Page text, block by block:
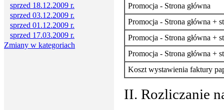
sprzed 18.12.2009 r.
sprzed 03.12.2009 r.
sprzed 01.12.2009 r.
sprzed 17.03.2009 r.
Zmiany w kategoriach
Promocja - Strona główna
Promocja - Strona główna +
Promocja - Strona główna +
Promocja - Strona główna +
Koszt wystawienia faktury
II. Rozliczanie